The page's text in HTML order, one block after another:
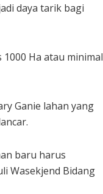
daya tarik bagi
Ha atau minimal
Ganie lahan yang
baru harus
Wasekjend Bidang